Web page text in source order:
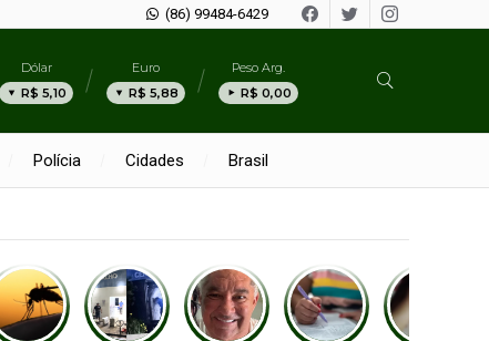
(86) 99484-6429
Dólar
R$ 5,10
Euro
R$ 5,88
Peso Arg.
R$ 0,00
Polícia Cidades Brasil